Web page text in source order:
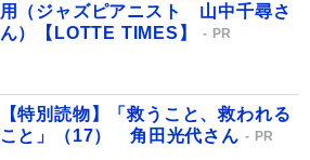
用（ジャズピアニスト 山中千尋さ
ん）【LOTTE TIMES】
PR
【特別読物】「救うこと、救われる
こと」（17） 角田光代さん
PR